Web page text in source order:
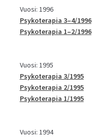
Vuosi: 1996
Psykoterapia 3–4/1996
Psykoterapia 1–2/1996
Vuosi: 1995
Psykoterapia 3/1995
Psykoterapia 2/1995
Psykoterapia 1/1995
Vuosi: 1994